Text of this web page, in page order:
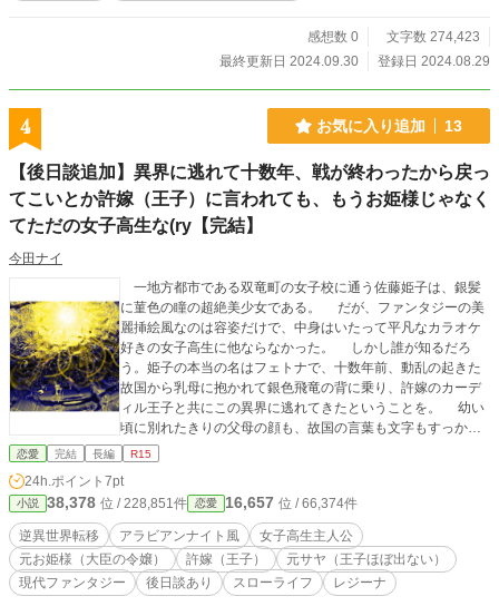
秘められていた自分の真の力を取り戻し、しかもダンジョン協会の会長の孫でイ
ンフルエンサーのA級探索配信者の少女を助けたことで人生が一変。 上位探索
者でも倒すのが困難なイレギュラーと呼ばれる魔物たちを打ち倒し、自身もダン
ジョン協会からのサポートを受けて配信活動を始めたことで空前絶後の神バズり
をする。 一方の拳児をクビにして最悪な行いをした草薙数馬たちはB級探索配
信者となったものの、これまで簡単に倒せていた低級の魔物も倒せなくなって初
配信が大ゴケしてしまう。 やがて無名だった荷物持ちの拳児は世界中から絶
賛されるほどの探索配信者となり、拳児をクビにして追放した草薙数馬たちは死
ぬこと以上の地獄をみることになる。 これは現代ダンジョン配信界に激震が
走った、伝説の英雄配信者の比類なき誕生譚――。
感想数 0
文字数 274,423
最終更新日 2024.09.30
登録日 2024.08.29
4 お気に入り追加 13
【後日談追加】異界に逃れて十数年、戦が終わったから戻っ
てこいとか許嫁（王子）に言われても、もうお姫様じゃなく
てただの女子高生な(ry【完結】
今田ナイ
一地方都市である双竜町の女子校に通う佐藤姫子は、銀髪
に菫色の瞳の超絶美少女である。 だが、ファンタジーの美
麗挿絵風なのは容姿だけで、中身はいたって平凡なカラオケ
好きの女子高生に他ならなかった。 しかし誰が知るだろ
う。姫子の本当の名はフェトナで、十数年前、動乱の起きた
故国から乳母に抱かれて銀色飛竜の背に乗り、許嫁のカーデ
ィル王子と共にこの異界に逃れてきたということを。 幼い
頃に別れたきりの父母の顔も、故国の言葉も文字もすっかり
忘れ果てた姫子は顔だけファンタジーと呼ばれ、今日も場末
な爛れきった（？）平和を享受していた姫子の元に、故国の
急使が先に戻っていた許嫁からの手紙を運んできた。 戦が
終わったので、故国に戻って来いというのだ。 それは、異
界の慣れ親しんだ日常を捨て、故国に戻って妃になれ、とい
うことだった。 いまさら！？ 姫子は困惑した。迎えに来
るあてもない十数年の長きにわたる異界での日々を、次期王
恋愛 完結 長編 R15
24h.ポイント 7pt
小説 38,378 位 / 228,851件 恋愛 16,657 位 / 66,374件
逆異世界転移 アラビアンナイト風
女子高生主人公
元お姫様（大臣の令嬢）
許嫁（王子）
元サヤ（王子ほぼ出ない）
現代ファンタジー
後日談あり スローライフ レジーナ